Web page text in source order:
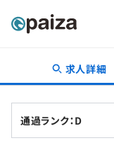
転職・キャリア
新卒就活
求人詳細
通過ランク：D